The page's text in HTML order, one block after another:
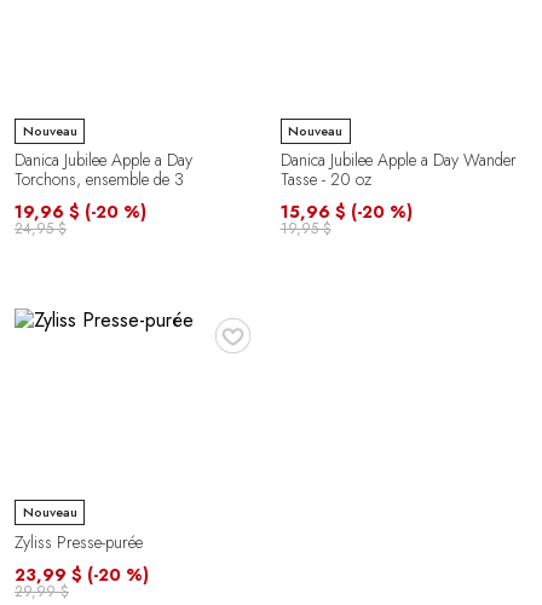
Nouveau
Danica Jubilee Apple a Day
Torchons, ensemble de 3
19,96 $ (-20 %)
24,95 $
Nouveau
Danica Jubilee Apple a Day Wander
Tasse - 20 oz
15,96 $ (-20 %)
19,95 $
♥
Nouveau
Zyliss Presse-purée
23,99 $ (-20 %)
29,99 $